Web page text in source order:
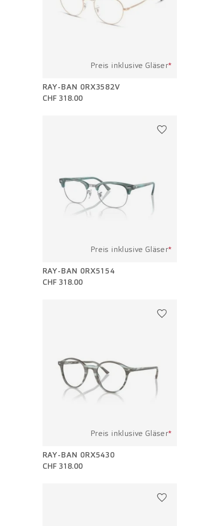
Preis inklusive Gläser*
RAY-BAN 0RX3582V
CHF 318.00
Preis inklusive Gläser*
RAY-BAN 0RX5154
CHF 318.00
Preis inklusive Gläser*
RAY-BAN 0RX5430
CHF 318.00